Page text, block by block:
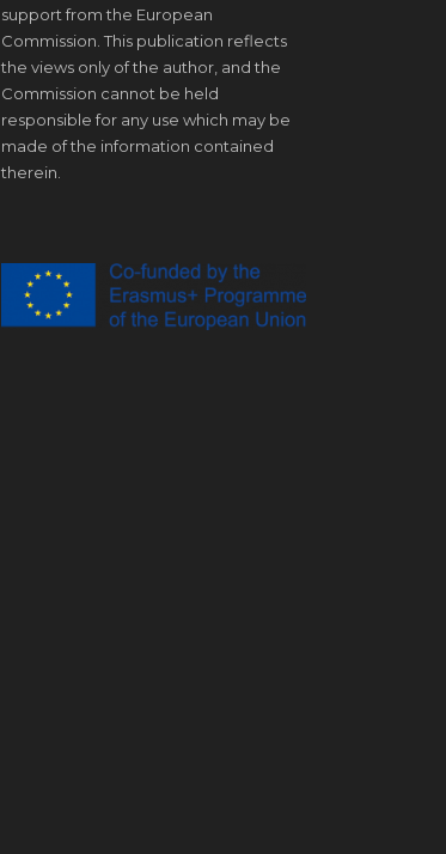
support from the European
Commission. This publication reflects
the views only of the author, and the
Commission cannot be held
responsible for any use which may be
made of the information contained
therein.